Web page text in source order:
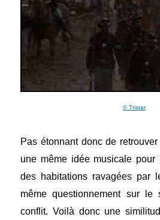
© Tristar
Pas étonnant donc de
une même idée musicale pour
des habitations ravagées par
même questionnement sur
conflit. Voilà donc une